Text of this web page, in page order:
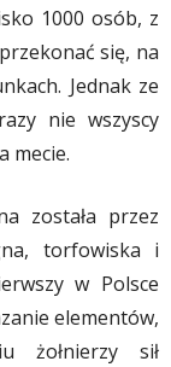
1000 osób, z
się, na
Jednak ze
nie wszyscy
mecie.
została przez
torfowiska i
w Polsce
elementów,
żołnierzy sił